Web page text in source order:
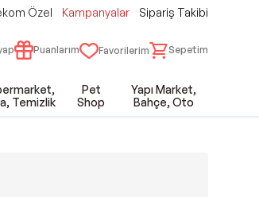
Özel Kampanyalar Sipariş Takibi
Puanlarım Favorilerim Sepetim
Temizlik
Pet
Shop
Yapı Market,
Bahçe, Oto